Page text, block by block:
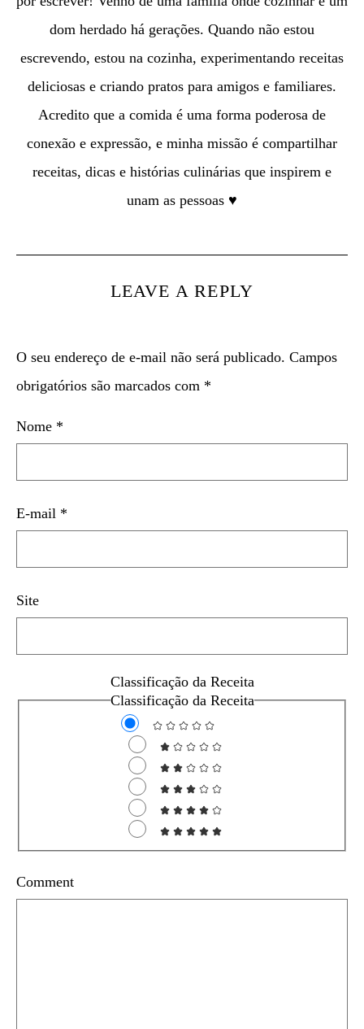
dom herdado há gerações. Quando não estou
escrevendo, estou na cozinha, experimentando receitas
deliciosas e criando pratos para amigos e familiares.
Acredito que a comida é uma forma poderosa de
conexão e expressão, e minha missão é compartilhar
receitas, dicas e histórias culinárias que inspirem e
unam as pessoas ♥
LEAVE A REPLY
O seu endereço de e-mail não será publicado. Campos
obrigatórios são marcados com *
Nome *
E-mail *
Site
Classificação da Receita
Classificação da Receita
Comment